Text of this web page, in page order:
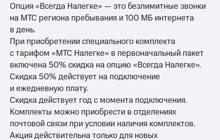
SIM-
карту
eSIM
SIM-
карта
для
иностранцев
Оформить
чистый
номер
при
оплате
МТС
Деньги
Спутниковое ТВ
Выберите
и подключите
ТВ
с выгодным
тарифом
Интернет,
Опция «Всегда Налегке» — это безлимитные звонки
на МТС региона пребывания и 100 МБ интернета
в день.
При приобретении специального комплекта
с тарифом «МТС Налегке» в первоначальный пакет
включена 50% скидка на опцию «Всегда Налегке».
Скидка 50% действует на подключение
и ежедневную плату.
Скидка действует год с момента подключения.
Комплекты можно приобрести в отделениях
почтовой связи при условии наличия комплектов.
Акция действительна только для новых